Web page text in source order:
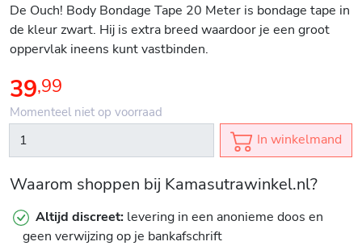
De Ouch! Body Bondage Tape 20 Meter is bondage tape in
de kleur zwart. Hij is extra breed waardoor je een groot
oppervlak ineens kunt vastbinden.
39,99
Momenteel niet op voorraad
In winkelmand
Waarom shoppen bij Kamasutrawinkel.nl?
Altijd discreet: levering in een anonieme doos en
geen verwijzing op je bankafschrift